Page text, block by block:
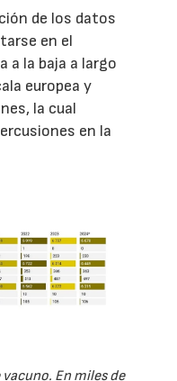
de los datos
en el
a la baja a largo
europea y
la cual
en la
vacuno. En miles de